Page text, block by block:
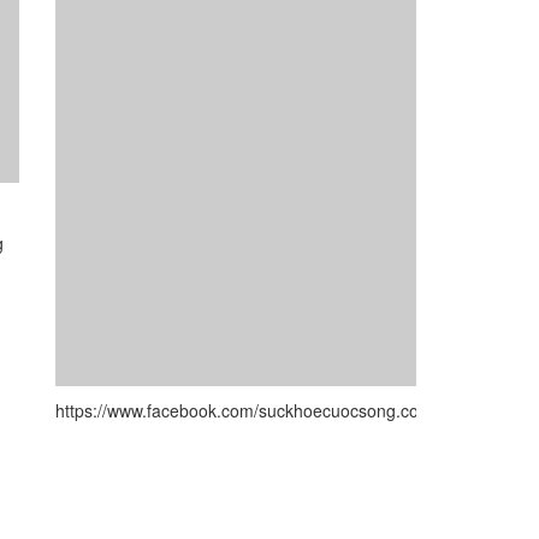
https://www.facebook.com/suckhoecuocsong.com.vn/